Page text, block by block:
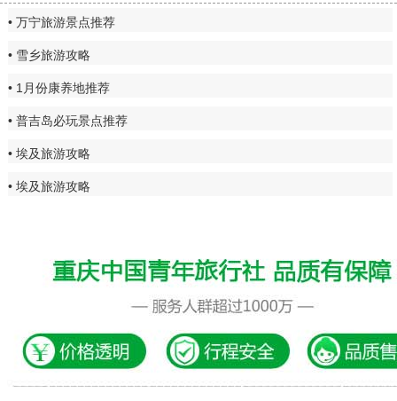
万宁旅游景点推荐
雪乡旅游攻略
1月份康养地推荐
普吉岛必玩景点推荐
埃及旅游攻略
埃及旅游攻略